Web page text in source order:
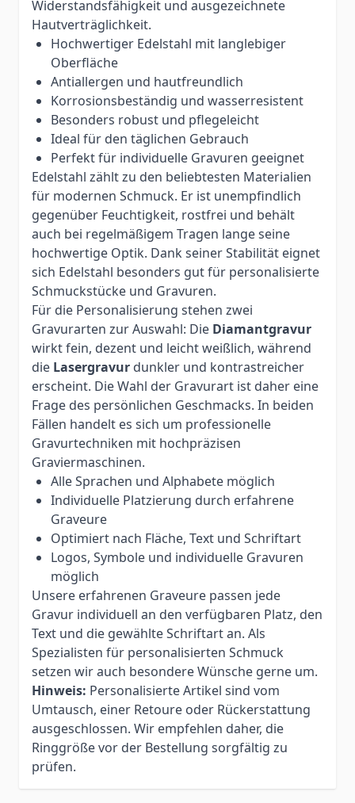
Widerstandsfähigkeit und ausgezeichnete
Hautverträglichkeit.
Hochwertiger Edelstahl mit langlebiger
Oberfläche
Antiallergen und hautfreundlich
Korrosionsbeständig und wasserresistent
Besonders robust und pflegeleicht
Ideal für den täglichen Gebrauch
Perfekt für individuelle Gravuren geeignet
Edelstahl zählt zu den beliebtesten Materialien
für modernen Schmuck. Er ist unempfindlich
gegenüber Feuchtigkeit, rostfrei und behält
auch bei regelmäßigem Tragen lange seine
hochwertige Optik. Dank seiner Stabilität eignet
sich Edelstahl besonders gut für personalisierte
Schmuckstücke und Gravuren.
Für die Personalisierung stehen zwei
Gravurarten zur Auswahl: Die Diamantgravur
wirkt fein, dezent und leicht weißlich, während
die Lasergravur dunkler und kontrastreicher
erscheint. Die Wahl der Gravurart ist daher eine
Frage des persönlichen Geschmacks. In beiden
Fällen handelt es sich um professionelle
Gravurtechniken mit hochpräzisen
Graviermaschinen.
Alle Sprachen und Alphabete möglich
Individuelle Platzierung durch erfahrene
Graveure
Optimiert nach Fläche, Text und Schriftart
Logos, Symbole und individuelle Gravuren
möglich
Unsere erfahrenen Graveure passen jede
Gravur individuell an den verfügbaren Platz, den
Text und die gewählte Schriftart an. Als
Spezialisten für personalisierten Schmuck
setzen wir auch besondere Wünsche gerne um.
Hinweis: Personalisierte Artikel sind vom
Umtausch, einer Retoure oder Rückerstattung
ausgeschlossen. Wir empfehlen daher, die
Ringgröße vor der Bestellung sorgfältig zu
prüfen.